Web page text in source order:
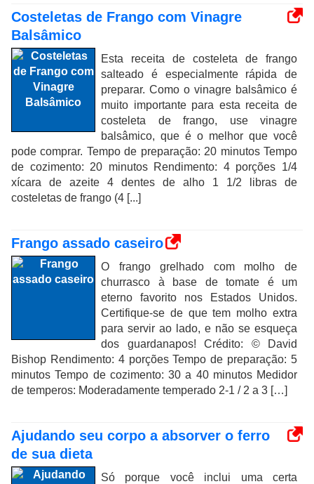
Costeletas de Frango com Vinagre
Balsâmico
Esta receita de costeleta de frango
salteado é especialmente rápida de
preparar. Como o vinagre balsâmico é
muito importante para esta receita de
costeleta de frango, use vinagre
balsâmico, que é o melhor que você
pode comprar. Tempo de preparação: 20 minutos Tempo
de cozimento: 20 minutos Rendimento: 4 porções 1/4
xícara de azeite 4 dentes de alho 1 1/2 libras de
costeletas de frango (4 [...]
Frango assado caseiro
O frango grelhado com molho de
churrasco à base de tomate é um
eterno favorito nos Estados Unidos.
Certifique-se de que tem molho extra
para servir ao lado, e não se esqueça
dos guardanapos! Crédito: © David
Bishop Rendimento: 4 porções Tempo de preparação: 5
minutos Tempo de cozimento: 30 a 40 minutos Medidor
de temperos: Moderadamente temperado 2-1 / 2 a 3 […]
Ajudando seu corpo a absorver o ferro
de sua dieta
Só porque você inclui uma certa